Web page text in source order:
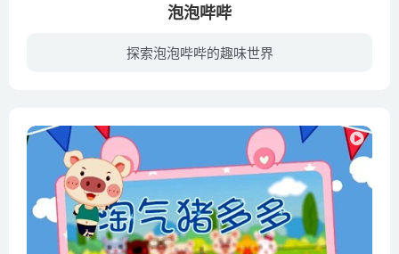
泡泡哔哔
探索泡泡哔哔的趣味世界